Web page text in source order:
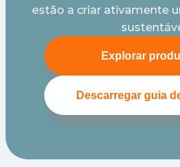
estão a criar ativamente
Explorar
Descarregar guia